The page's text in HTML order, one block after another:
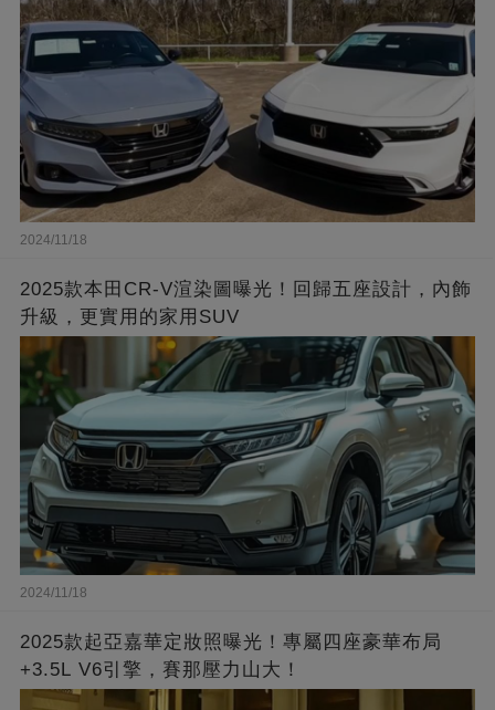
2024/11/18
2025款本田CR-V渲染圖曝光！回歸五座設計，內飾
升級，更實用的家用SUV
2024/11/18
2025款起亞嘉華定妝照曝光！專屬四座豪華布局
+3.5L V6引擎，賽那壓力山大！